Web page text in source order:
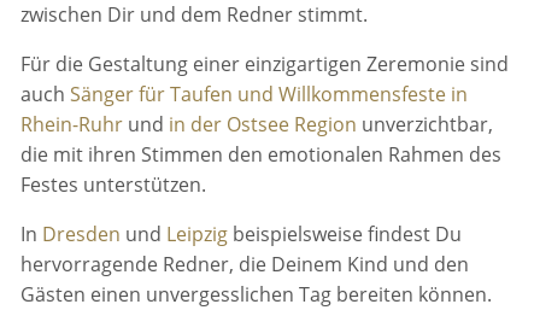
zwischen Dir und dem Redner stimmt.
Für die Gestaltung einer einzigartigen Zeremonie sind
auchSänger für Taufen und Willkommensfeste in
Rhein-Ruhr und in der Ostsee Region unverzichtbar,
die mit ihren Stimmen den emotionalen Rahmen des
Festes unterstützen.
In Dresden und Leipzig beispielsweise findest Du
hervorragende Redner, die Deinem Kind und den
Gästen einen unvergesslichen Tag bereiten können.